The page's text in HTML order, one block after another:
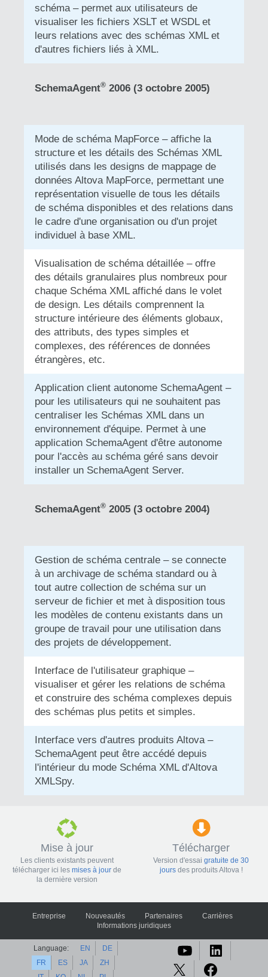
schéma – permet aux utilisateurs de
visualiser les fichiers XSLT et WSDL et
leurs relations avec des schémas XML et
d'autres fichiers liés à XML.
SchemaAgent® 2006 (3 octobre 2005)
Mode de schéma MapForce – affiche la
structure et les détails des Schémas XML
utilisés dans les designs de mappage de
données Altova MapForce, permettant une
représentation visuelle de tous les détails
de schéma disponibles et des relations dans
le cadre d'une organisation ou d'un projet
individuel à base XML.
Visualisation de schéma détaillée – offre
des détails granulaires plus nombreux pour
chaque Schéma XML affiché dans le volet
de design. Les détails comprennent la
structure intérieure des éléments globaux,
des attributs, des types simples et
complexes, des références de données
étrangères, etc.
Application client autonome SchemaAgent –
pour les utilisateurs qui ne souhaitent pas
centraliser les Schémas XML dans un
environnement d'équipe. Permet à une
application SchemaAgent d'être autonome
pour l'accès au schéma géré sans devoir
installer un SchemaAgent Server.
SchemaAgent® 2005 (3 octobre 2004)
Gestion de schéma centrale – se connecte
à un archivage de schéma standard ou à
tout autre collection de schéma sur un
serveur de fichier et met à disposition tous
les modèles de contenu existants dans un
groupe de travail pour une utilisation dans
des projets de développement.
Interface de l'utilisateur graphique –
visualiser et gérer les relations de schéma
et construire des schéma complexes depuis
des schémas plus petits et simples.
Interface vers d'autres produits Altova –
SchemaAgent peut être accédé depuis
l'intérieur du mode Schéma XML d'Altova
XMLSpy.
Mise à jour
Les clients existants peuvent
télécharger ici les mises à jour de
la dernière version
Télécharger
Version d'essai gratuite de 30
joursdes produits Altova !
Entreprise Nouveautés Partenaires
Carrières
Informations juridiques
Language: EN
DE
FR
ES JA
ZH